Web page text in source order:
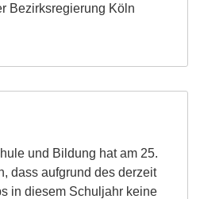
Bezirksregierung Köln
und Bildung hat am 25.
dass aufgrund des derzeit
in diesem Schuljahr keine